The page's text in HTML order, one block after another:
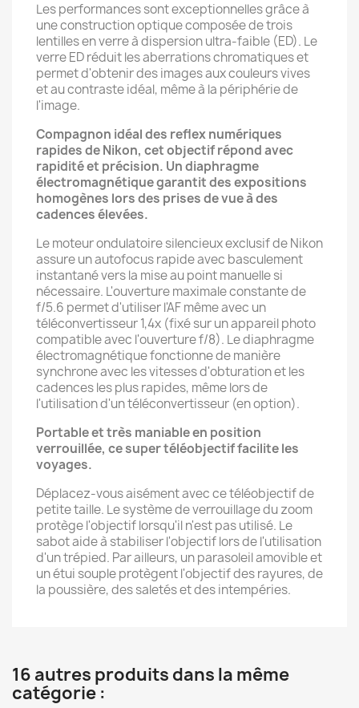
Les performances sont exceptionnelles grâce à
une construction optique composée de trois
lentilles en verre à dispersion ultra-faible (ED). Le
verre ED réduit les aberrations chromatiques et
permet d'obtenir des images aux couleurs vives
et au contraste idéal, même à la périphérie de
l'image.
Compagnon idéal des reflex numériques
rapides de Nikon, cet objectif répond avec
rapidité et précision. Un diaphragme
électromagnétique garantit des expositions
homogènes lors des prises de vue à des
cadences élevées.
Le moteur ondulatoire silencieux exclusif de Nikon
assure un autofocus rapide avec basculement
instantané vers la mise au point manuelle si
nécessaire. L'ouverture maximale constante de
f/5.6 permet d'utiliser l'AF même avec un
téléconvertisseur 1,4x (fixé sur un appareil photo
compatible avec l'ouverture f/8). Le diaphragme
électromagnétique fonctionne de manière
synchrone avec les vitesses d'obturation et les
cadences les plus rapides, même lors de
l'utilisation d'un téléconvertisseur (en option).
Portable et très maniable en position
verrouillée, ce super téléobjectif facilite les
voyages.
Déplacez-vous aisément avec ce téléobjectif de
petite taille. Le système de verrouillage du zoom
protège l'objectif lorsqu'il n'est pas utilisé. Le
sabot aide à stabiliser l'objectif lors de l'utilisation
d'un trépied. Par ailleurs, un parasoleil amovible et
un étui souple protègent l'objectif des rayures, de
la poussière, des saletés et des intempéries.
16 autres produits dans la même
catégorie :